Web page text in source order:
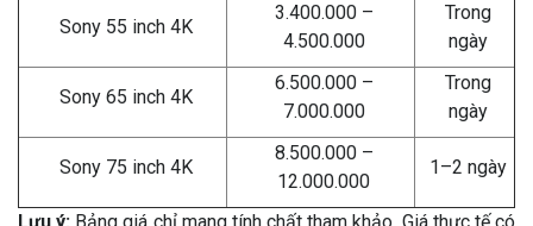
Sony 55 inch 4K
3.400.000 –
4.500.000
Trong
ngày
Sony 65 inch 4K
6.500.000 –
7.000.000
Trong
ngày
Sony 75 inch 4K
8.500.000 –
12.000.000
1–2 ngày